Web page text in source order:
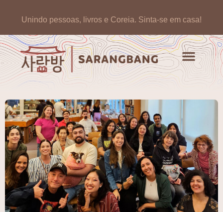
Unindo pessoas, livros e Coreia. Sinta-se em casa!